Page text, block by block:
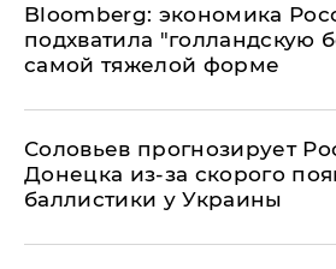
Bloomberg: экономика
подхватила "голландскую
самой тяжелой форме
Соловьев прогнозирует
Донецка из-за скорого
баллистики у Украины